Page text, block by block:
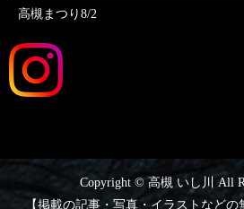
高槻まつり8/2
Copyright © 高槻 いし川 All
【掲載の記事・写真・イラストなど